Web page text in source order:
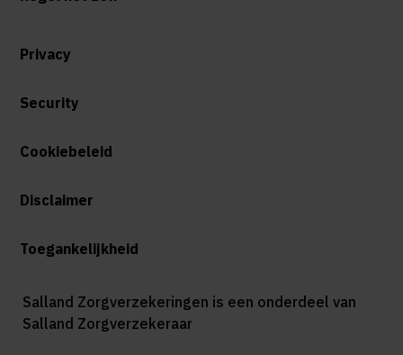
Privacy
Security
Cookiebeleid
Disclaimer
Toegankelijkheid
Salland Zorgverzekeringen is een onderdeel van
Salland Zorgverzekeraar